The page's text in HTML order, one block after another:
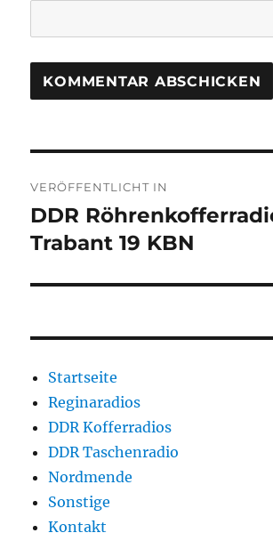
VERÖFFENTLICHT IN
DDR
Trabant 19 KBN
Startseite
Reginaradios
DDR Kofferradios
DDR Taschenradio
Nordmende
Sonstige
Kontakt